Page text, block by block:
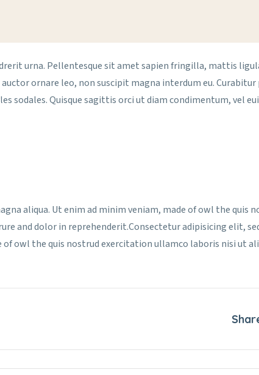
urna. Pellentesque sit amet sapien fringilla, mattis
ornare leo, non suscipit magna interdum eu.
sodales. Quisque sagittis orci ut diam condimentum, vel
aliqua. Ut enim ad minim veniam, made of owl the quis
and dolor in reprehenderit.Consectetur adipisicing elit,
owl the quis nostrud exercitation ullamco laboris nisi ut